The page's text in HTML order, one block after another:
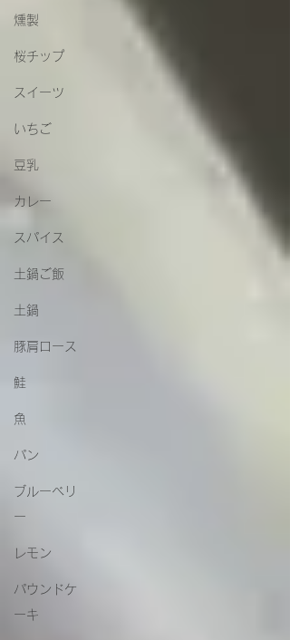
燻製
桜チップ
スイーツ
いちご
豆乳
カレー
スパイス
土鍋ご飯
土鍋
豚肩ロース
鮭
魚
パン
ブルーベリ
ー
レモン
パウンドケ
ーキ